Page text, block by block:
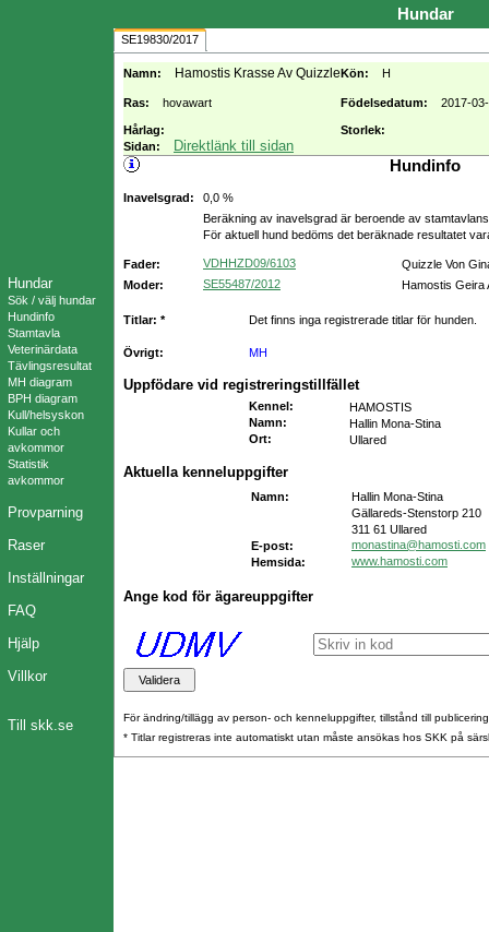
Hundar
Sök / välj hundar
Hundinfo
Stamtavla
Veterinärdata
Tävlingsresultat
MH diagram
BPH diagram
Kull/helsyskon
Kullar och
avkommor
Statistik
avkommor
Provparning
Raser
Inställningar
FAQ
Hjälp
Villkor
Till skk.se
Hundar
SE19830/2017
Namn: Hamostis Krasse Av QuizzleKön: H
Ras: hovawart Födelsedatum: 2017-
Hårlag:
Storlek:
Sidan:
Direktlänk till sidan
Hundinfo
Inavelsgrad:
0,0 %
Beräkning av inavelsgrad är beroende av
För aktuell hund bedöms det beräknade resultatet
Fader: VDHHZD09/6103
Quizzle Von
Moder:
SE55487/2012 Hamostis Geira
Titlar: * Det finns inga registrerade titlar för hunden.
Övrigt: MH
Uppfödare vid registreringstillfället
Kennel :
HAMOSTIS
Namn:
Hallin Mona-Stina
Ort: Ullared
Aktuella kenneluppgifter
Namn:
Hallin Mona-Stina
Gällareds-Stenstorp 210
311 61 Ullared
E-post:
monastina@hamosti.com
Hemsida:
www.hamosti.com
Ange kod för ägareuppgifter
För ändring/tillägg av person- och kenneluppgifter, tillstånd till
* Titlar registreras inte automatiskt utan måste ansökas hos SKK på